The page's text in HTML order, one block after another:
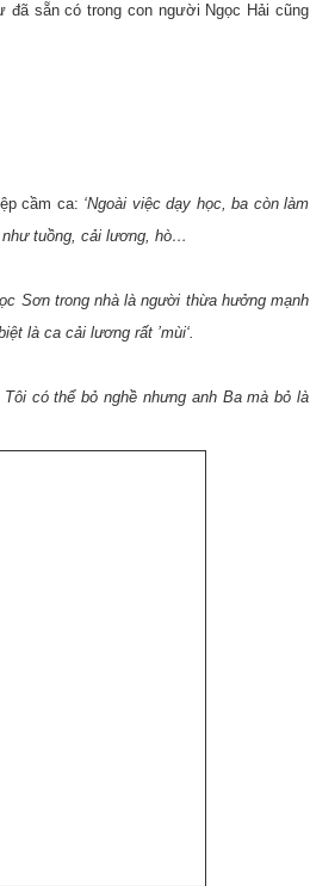
đã sẵn có trong con người Ngọc Hải cũng
cầm ca: ‘Ngoài việc dạy học, ba còn làm
như tuồng, cải lương, hò…
Sơn trong nhà là người thừa hưởng mạnh
là ca cải lương rất ’mùi‘.
có thể bỏ nghề nhưng anh Ba mà bỏ là